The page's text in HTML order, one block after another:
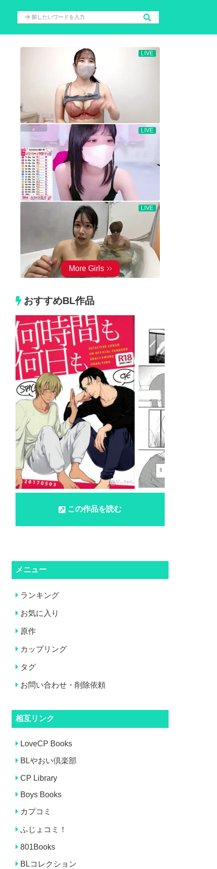
おすすめBL作品
この作品を読む
メニュー
ランキング
お気に入り
原作
カップリング
タグ
お問い合わせ・削除依頼
相互リンク
LoveCP Books
BLやおい倶楽部
CP Library
Boys Books
カプコミ
ふじょコミ！
801Books
BLコレクション